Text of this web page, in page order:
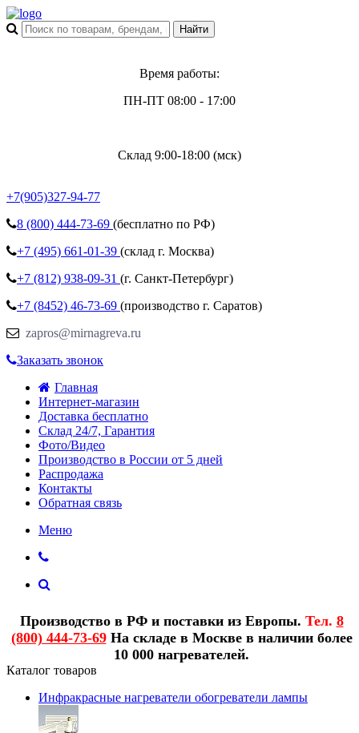
Время работы:
ПН-ПТ 08:00 - 17:00
Склад 9:00-18:00 (мск)
+7(905)327-94-77
8 (800) 444-73-69 (бесплатно по РФ)
+7 (495) 661-01-39 (склад г. Москва)
+7 (812) 938-09-31 (г. Санкт-Петербург)
+7 (8452) 46-73-69 (производство г. Саратов)
zapros@mirnagreva.ru
Заказать звонок
Главная
Интернет-магазин
Доставка бесплатно
Склад 24/7, Гарантия
Фото/Видео
Производство в России от 5 дней
Распродажа
Контакты
Обратная связь
Меню
Производство в РФ и поставки из Европы. Тел. 8
(800) 444-73-69На складе в Москве в наличии более
10 000 нагревателей.
Каталог товаров
Инфракрасные нагреватели обогреватели лампы